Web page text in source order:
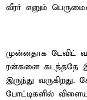
வீரர் எனும்
முன்னதாக டேவிட்
ரன்களை கடந்ததே
இருந்து வருகிறது.
போட்டிகளில்